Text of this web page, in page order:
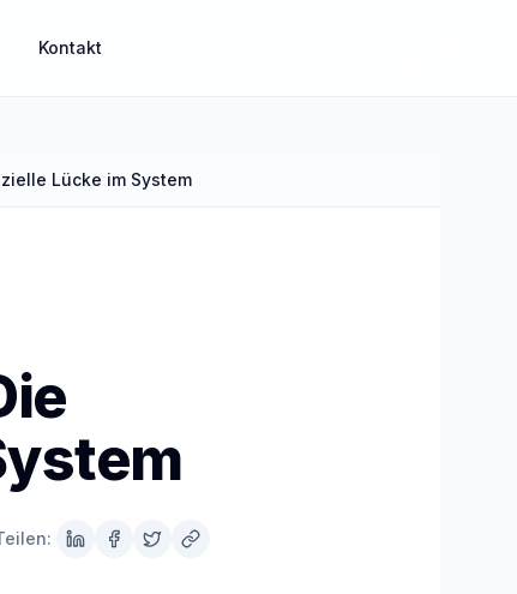
Sachwerte und Gold als Ergänzung
MisterPilot
Kontakt
Lücke im System